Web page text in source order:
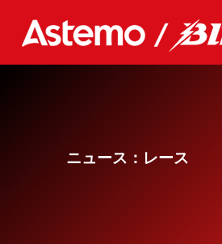
ニュース：レース